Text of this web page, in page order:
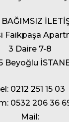
Faikpaşa
3 Daire 7-8
Beyoğlu
0212 251 15 03
0532 206 36
Mail: